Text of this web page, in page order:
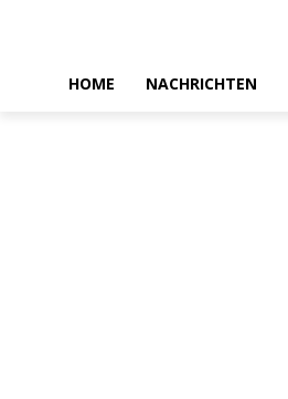
HOME NACHRICHTEN